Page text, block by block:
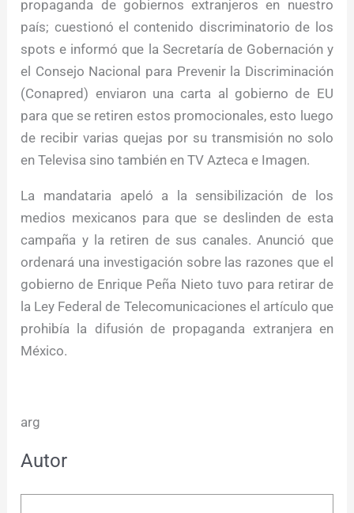
propaganda de gobiernos extranjeros en nuestro
país; cuestionó el contenido discriminatorio de los
spots e informó que la Secretaría de Gobernación y
el Consejo Nacional para Prevenir la Discriminación
(Conapred) enviaron una carta al gobierno de EU
para que se retiren estos promocionales, esto luego
de recibir varias quejas por su transmisión no solo
en Televisa sino también en TV Azteca e Imagen.
La mandataria apeló a la sensibilización de los
medios mexicanos para que se deslinden de esta
campaña y la retiren de sus canales. Anunció que
ordenará una investigación sobre las razones que el
gobierno de Enrique Peña Nieto tuvo para retirar de
la Ley Federal de Telecomunicaciones el artículo que
prohibía la difusión de propaganda extranjera en
México.
arg
Autor